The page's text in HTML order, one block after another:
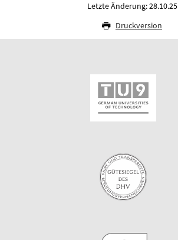
Letzte Änderung: 28.10.25
Druckversion